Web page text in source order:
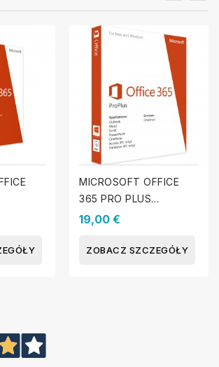
E3
MICROSOFT OFFICE
365 PRO PLUS
(WINDOWS & MAC)
19,00 €
ZOBACZ SZCZEGÓŁY